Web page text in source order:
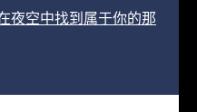
夜空中找到属于你的那